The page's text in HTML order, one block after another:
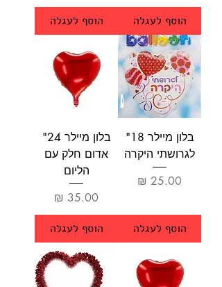
הוסף לעגלה הוסף לעגלה
בלון מיילר 18"
לגרושתי היקרה
מחיר
הוסף לעגלה
בלון מיילר 24"
אדום חלק עם
הליום
מחיר
הוסף לעגלה